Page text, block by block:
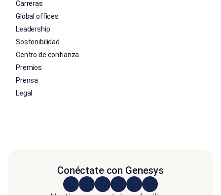
Carreras
Global offices
Leadership
Sostenibilidad
Centro de confianza
Premios
Prensa
Legal
Conéctate con Genesys